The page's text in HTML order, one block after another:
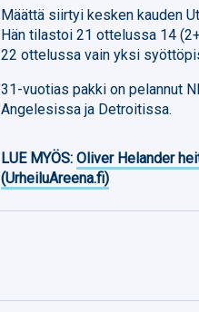
Määttä siirtyi kesken kauden
Hän tilastoi 21 ottelussa 14
22 ottelussa vain yksi
31-vuotias pakki on pelannut
Angelesissa ja Detroitissa.
LUE MYÖS:Oliver Helander
(UrheiluAreena.fi)